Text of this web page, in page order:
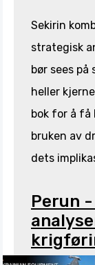
Sekirin
strategisk
bør sees på
heller
bok for å få
bruken av
dets
Perun